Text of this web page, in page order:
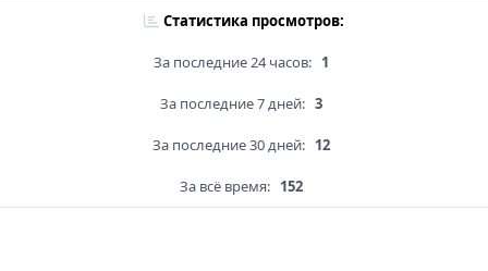
Статистика просмотров:
За последние 24 часов: 1
За последние 7 дней: 3
За последние 30 дней: 12
За всё время: 152